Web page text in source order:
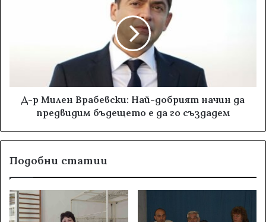
Д-р Милен Врабевски: Най-добрият начин да
предвидим бъдещето е да го създадем
Подобни статии